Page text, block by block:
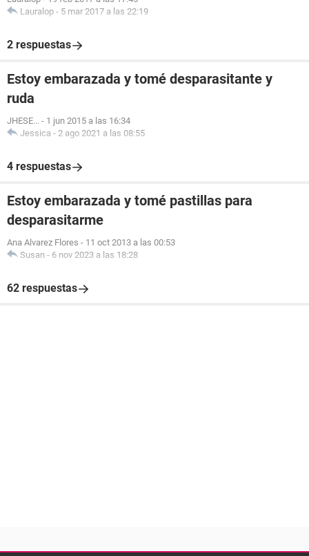
Lauralop - 5 mar 2017 a las 22:19
2 respuestas
Estoy embarazada y tomé desparasitante y
ruda
JHESE... - 1 jun 2015 a las 16:34
Jessica - 2 ago 2021 a las 08:55
4 respuestas
Estoy embarazada y tomé pastillas para
desparasitarme
Ana Alvarez Flores - 11 oct 2013 a las 00:53
Susan - 6 nov 2023 a las 18:28
62 respuestas